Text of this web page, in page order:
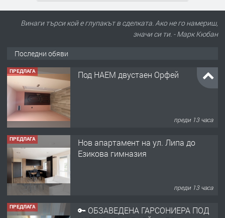
Винаги търси кой е глупакът в сделката. Ако не го намериш,
значи си ти. - Марк Кюбан
Последни обяви
ПРЕДЛАГА Под НАЕМ двустаен Орфей
преди 13 часа
ПРЕДЛАГА
Нов апартамент на ул. Липа до
Езикова гимназия
преди 13 часа
ПРЕДЛАГА
🔑 ОБЗАВЕДЕНА ГАРСОНИЕРА ПОД